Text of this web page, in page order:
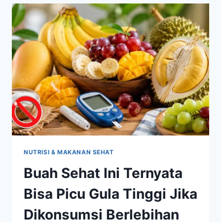
MENGALAMI
BURNOUT
TANPA
DISADARI?
NUTRISI & MAKANAN SEHAT
Buah Sehat Ini Ternyata
Bisa Picu Gula Tinggi Jika
Dikonsumsi Berlebihan